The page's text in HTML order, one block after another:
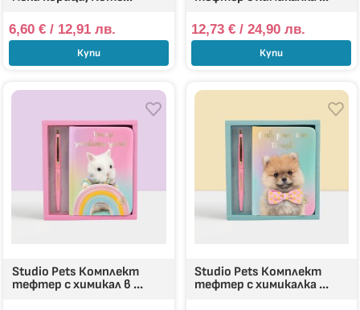
6,60 €/ 12,91 лв.
Купи
12,73 €/ 24,90 лв.
Купи
Studio Pets Комплект
тефтер с химикал в ...
Studio Pets Комплект
тефтер с химикалка ...